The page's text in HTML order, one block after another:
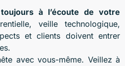
à l’écoute de votre
veille technologique,
et clients doivent entrer
avec vous-même. Veillez à